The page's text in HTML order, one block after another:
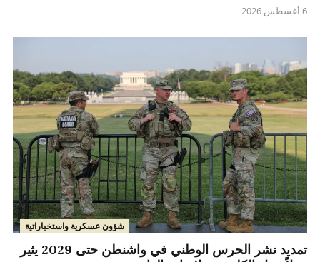
6 أغسطس 2026
شؤون عسكرية واستخباراتية
تمديد نشر الحرس الوطني في واشنطن حتى 2029 يثير